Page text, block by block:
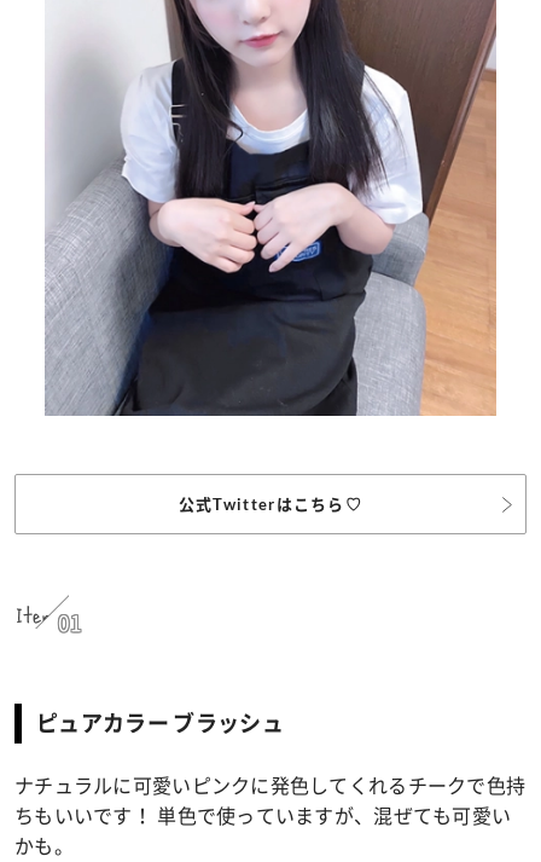
公式Twitterはこちら♡
Item 01
ピュアカラー ブラッシュ
ナチュラルに可愛いピンクに発色してくれるチークで色持
ちもいいです！ 単色で使っていますが、混ぜても可愛い
かも。